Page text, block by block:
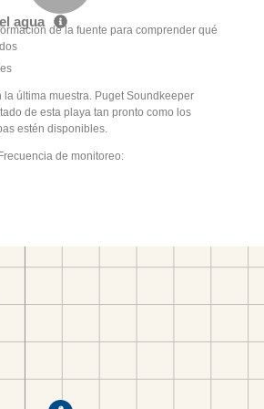
agua de la fuente para comprender qué
la última muestra. Puget Soundkeeper
de esta playa tan pronto como los
estén disponibles.
de monitoreo: